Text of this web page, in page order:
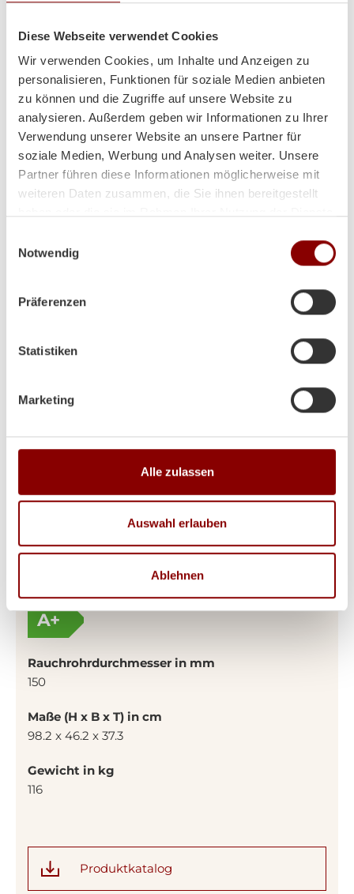
Diese Webseite verwendet Cookies
Wir verwenden Cookies, um Inhalte und Anzeigen zu
personalisieren, Funktionen für soziale Medien anbieten
zu können und die Zugriffe auf unsere Website zu
analysieren. Außerdem geben wir Informationen zu Ihrer
Verwendung unserer Website an unsere Partner für
soziale Medien, Werbung und Analysen weiter. Unsere
Partner führen diese Informationen möglicherweise mit
weiteren Daten zusammen, die Sie ihnen bereitgestellt
Notwendig
Präferenzen
Statistiken
Marketing
Alle zulassen
Auswahl erlauben
Ablehnen
Hallo Herr Brunner
ich hoffe es geht Ihnen gut!
Der Ofen steht und es wurde schon ein paar Abende
so kalt das wir ihn angefeuert haben!
Herzliche Grüße aus Volos (GR)
Lina
Produktdetails
Kaminöfen Justus Usedom 5D
5.5
A+
Rauchrohrdurchmesser in mm
150
Maße (H x B x T) in cm
98.2 x 46.2 x 37.3
Gewicht in kg
116
Produktkatalog